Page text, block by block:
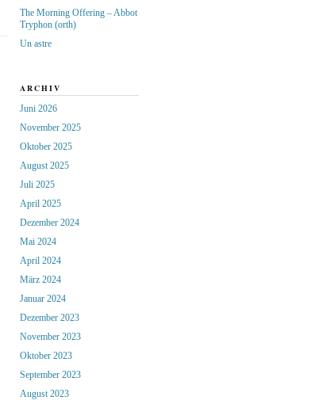
The Morning Offering – Abbot
Tryphon (orth)
Un astre
ARCHIV
Juni 2026
November 2025
Oktober 2025
August 2025
Juli 2025
April 2025
Dezember 2024
Mai 2024
April 2024
März 2024
Januar 2024
Dezember 2023
November 2023
Oktober 2023
September 2023
August 2023